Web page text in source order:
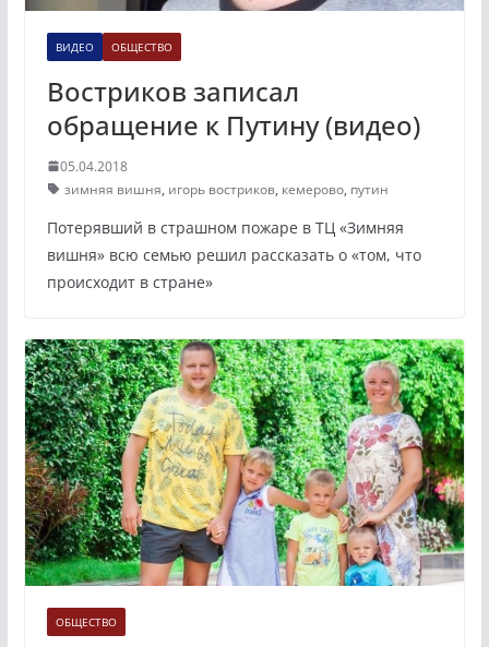
ВИДЕО ОБЩЕСТВО
Востриков записал
обращение к Путину (видео)
05.04.2018
зимняя вишня, игорь востриков, кемерово, путин
Потерявший в страшном пожаре в ТЦ «Зимняя
вишня» всю семью решил рассказать о «том, что
происходит в стране»
ОБЩЕСТВО